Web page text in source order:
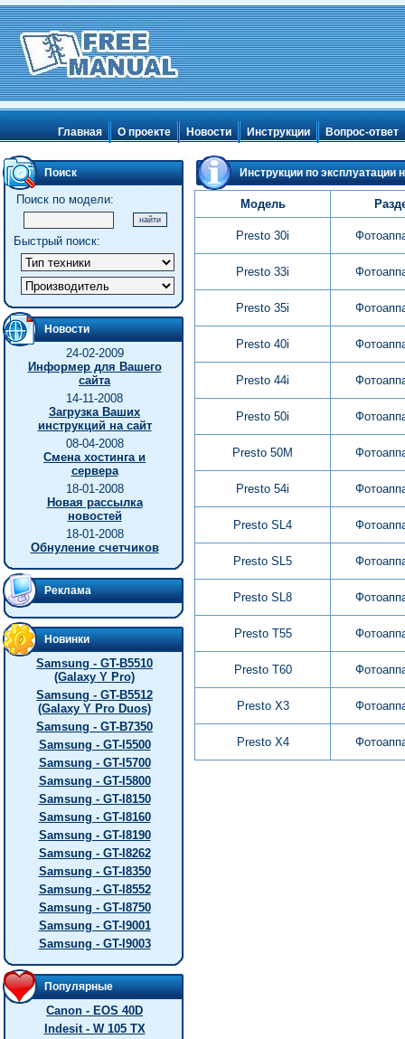
Главная О проекте Новости Инструкции Вопрос-ответ
Поиск
Поиск по модели:
Быстрый поиск:
Новости
24-02-2009
Информер для Вашего
сайта
14-11-2008
Загрузка Ваших
инструкций на сайт
08-04-2008
Смена хостинга и
сервера
18-01-2008
Новая рассылка
новостей
18-01-2008
Обнуление счетчиков
Реклама
Новинки
Samsung - GT-B5510
(Galaxy Y Pro)
Samsung - GT-B5512
(Galaxy Y Pro Duos)
Samsung - GT-B7350
Samsung - GT-I5500
Samsung - GT-I5700
Samsung - GT-I5800
Samsung - GT-I8150
Samsung - GT-I8160
Samsung - GT-I8190
Samsung - GT-I8262
Samsung - GT-I8350
Samsung - GT-I8552
Samsung - GT-I8750
Samsung - GT-I9001
Samsung - GT-I9003
Популярные
Canon - EOS 40D
Indesit - W 105 TX
Инструкции по эксплуатации
Модель
Presto 30i
Presto 33i
Presto 35i
Presto 40i
Presto 44i
Presto 50i
Presto 50M
Presto 54i
Presto SL4
Presto SL5
Presto SL8
Presto T55
Presto T60
Presto X3
Presto X4